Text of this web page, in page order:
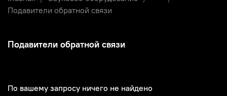
Подавители обратной связи
Подавители обратной связи
По вашему запросу ничего не найдено